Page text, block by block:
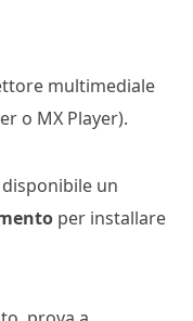
multimediale
o MX Player).
un
per installare